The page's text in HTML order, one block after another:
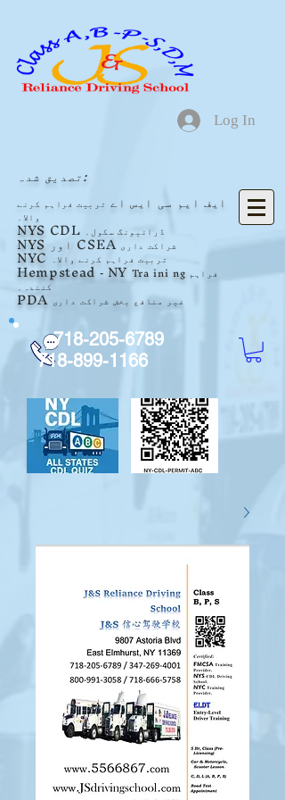
Log In
تصدیق شدہ:
ایف ایم سی ایس اے تربیت فراہم کرنے
والا۔
NYS CDL ڈرائیونگ سکول۔ NYS اور CSEAشراکت داری NYC تربیت فراہم کرنے والا۔
Hempstead - NYTra ining فراہم
کنندہ۔
PDA غیر منافع بخششراکت داری
718-205-6789
718-899-1166